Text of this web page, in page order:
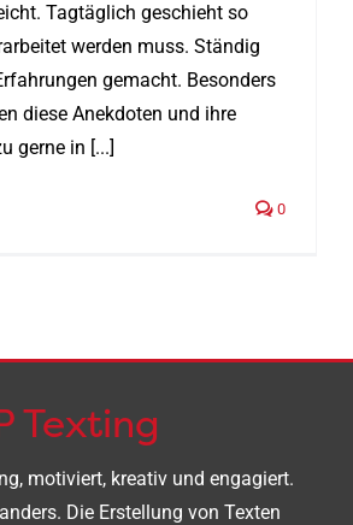
Tagtäglich geschieht so
werden muss. Ständig
gemacht. Besonders
diese Anekdoten und ihre
gerne in [...]
0
Texting
motiviert, kreativ und engagiert.
Die Erstellung von Texten